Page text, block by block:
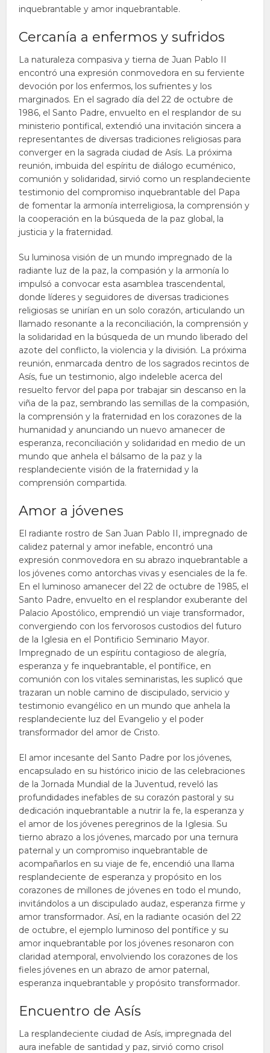
inquebrantable y amor inquebrantable.
Cercanía a enfermos y sufridos
La naturaleza compasiva y tierna de Juan Pablo II
encontró una expresión conmovedora en su ferviente
devoción por los enfermos, los sufrientes y los
marginados. En el sagrado día del 22 de octubre de
1986, el Santo Padre, envuelto en el resplandor de su
ministerio pontifical, extendió una invitación sincera a
representantes de diversas tradiciones religiosas para
converger en la sagrada ciudad de Asís. La próxima
reunión, imbuida del espíritu de diálogo ecuménico,
comunión y solidaridad, sirvió como un resplandeciente
testimonio del compromiso inquebrantable del Papa
de fomentar la armonía interreligiosa, la comprensión y
la cooperación en la búsqueda de la paz global, la
justicia y la fraternidad.
Su luminosa visión de un mundo impregnado de la
radiante luz de la paz, la compasión y la armonía lo
impulsó a convocar esta asamblea trascendental,
donde líderes y seguidores de diversas tradiciones
religiosas se unirían en un solo corazón, articulando un
llamado resonante a la reconciliación, la comprensión y
la solidaridad en la búsqueda de un mundo liberado del
azote del conflicto, la violencia y la división. La próxima
reunión, enmarcada dentro de los sagrados recintos de
Asís, fue un testimonio, algo indeleble acerca del
resuelto fervor del papa por trabajar sin descanso en la
viña de la paz, sembrando las semillas de la compasión,
la comprensión y la fraternidad en los corazones de la
humanidad y anunciando un nuevo amanecer de
esperanza, reconciliación y solidaridad en medio de un
mundo que anhela el bálsamo de la paz y la
resplandeciente visión de la fraternidad y la
comprensión compartida.
Amor a jóvenes
El radiante rostro de San Juan Pablo II, impregnado de
calidez paternal y amor inefable, encontró una
expresión conmovedora en su abrazo inquebrantable a
los jóvenes como antorchas vivas y esenciales de la fe.
En el luminoso amanecer del 22 de octubre de 1985, el
Santo Padre, envuelto en el resplandor exuberante del
Palacio Apostólico, emprendió un viaje transformador,
convergiendo con los fervorosos custodios del futuro
de la Iglesia en el Pontificio Seminario Mayor.
Impregnado de un espíritu contagioso de alegría,
esperanza y fe inquebrantable, el pontífice, en
comunión con los vitales seminaristas, les suplicó que
trazaran un noble camino de discipulado, servicio y
testimonio evangélico en un mundo que anhela la
resplandeciente luz del Evangelio y el poder
transformador del amor de Cristo.
El amor incesante del Santo Padre por los jóvenes,
encapsulado en su histórico inicio de las celebraciones
de la Jornada Mundial de la Juventud, reveló las
profundidades inefables de su corazón pastoral y su
dedicación inquebrantable a nutrir la fe, la esperanza y
el amor de los jóvenes peregrinos de la Iglesia. Su
tierno abrazo a los jóvenes, marcado por una ternura
paternal y un compromiso inquebrantable de
acompañarlos en su viaje de fe, encendió una llama
resplandeciente de esperanza y propósito en los
corazones de millones de jóvenes en todo el mundo,
invitándolos a un discipulado audaz, esperanza firme y
amor transformador. Así, en la radiante ocasión del 22
de octubre, el ejemplo luminoso del pontífice y su
amor inquebrantable por los jóvenes resonaron con
claridad atemporal, envolviendo los corazones de los
fieles jóvenes en un abrazo de amor paternal,
esperanza inquebrantable y propósito transformador.
Encuentro de Asís
La resplandeciente ciudad de Asís, impregnada del
aura inefable de santidad y paz, sirvió como crisol